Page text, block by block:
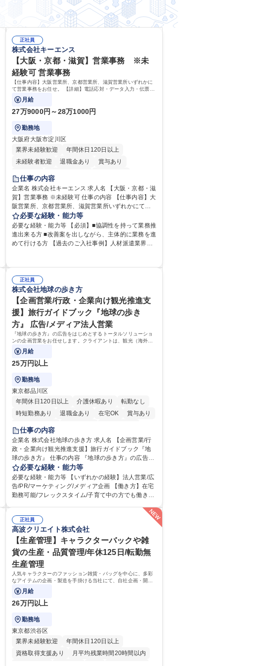
正社員
株式会社キーエンス
【大阪・京都・滋賀】営業事務 ※未
経験可 営業事務
【仕事内容】大阪営業所、京都営業所、滋賀営業所いずれかに
て営業事務をお任せ。 【詳細】電話応対・データ入力・伝票や
見積の作成・カタログ送付・来客対応・営業所内で発生する事
務業務や業務改善をお任せ。
月給
27万9000円～28万1000円
勤務地
大阪府大阪市淀川区
業界未経験歓迎
年間休日120日以上
未経験者歓迎
退職金あり
賞与あり
育休あり
完全週休2日制
駅近5分以内
土日祝休み
仕事の内容
企業名 株式会社キーエンス 求人名 【大阪・京都・滋
賀】営業事務 ※未経験可 仕事の内容 【仕事内容】大
阪営業所、京都営業所、滋賀営業所いずれかにて営
業事務をお任せ。 【詳細】電話応対・データ入力・
伝票や見積の作成・カタログ送付・来客対応・営業
所内で発生する事務業務や業務改善をお任せ。 【教
育制度】ご入社後、育成担当とペアになりながらOJT
仕事に慣れることができる環境です。また、「チー
ムで成果を出す文化」があり、良いやり方を積極的
に共有しながら常に改善を目指す風土のため、安心
して業務に取り組んでいただけます。 募集職種 【大
阪・京都・滋賀】営業事務 ※未経験可
必要な経験・能力等
必要な経験・能力等 【必須】■協調性を持って業務推
進出来る方 ■改善案を出しながら、主体的に業務を進
めて行ける方 【過去のご入社事例】人材派遣業界や
の付加価値向上に貢献します。ベースの定型業務に
加えて、お客様や社員の状況に合わせ、能動的なサ
ポート、改善の動きも期待され。組織を支えるスペ
シャリストとして、チームに貢献し、結果的に社員
から頼られる存在になることができます。平均19:30
の退勤以降の業務の持ち帰りも禁止されており、メ
リハリのある働き方となります。 学歴・資格 学歴：
大学院 大学 高専 短大 語学力： 資格：
正社員
株式会社地球の歩き方
【企画営業/行政・企業向け観光推進支
援】旅行ガイドブック『地球の歩き
方』 広告/メディア法人営業
『地球の歩き方』の広告をはじめとするトータルソリューショ
ンの企画営業をお任せします。クライアントは、観光（海外旅
行、国内旅行、インバウンド）で地域や事業を推進したい国内
外の行政や企業です。
月給
25万円以上
勤務地
東京都品川区
年間休日120日以上
介護休暇あり
転勤なし
時短勤務あり
退職金あり 在宅OK
賞与あり
完全週休2日制
土日祝休み
仕事の内容
企業名 株式会社地球の歩き方 求人名 【企画営業/行
政・企業向け観光推進支援】旅行ガイドブック『地
球の歩き方』 仕事の内容 『地球の歩き方』の広告を
はじめとするトータルソリューションの企画営業を
お任せします。クライアントは、観光（海外旅行、
国内旅行、インバウンド）で地域や事業を推進した
い国内外の行政や企業です。 【業務詳細】■『地球の
あり、国内旅行においても牽引しております。観光
推進支援においても、業界を牽引する意欲的な取り
組みが期待されています■インバウンドは、日本の地
域の未来を担う国策事業です。「GOOD LUCK TRI
P」は、海外旅行ガイドブックと同様に、インバウン
ドのトップブランドに成長しております■旅が業務で
あり、日常です。旅好きにはこれ以上ない環境です
募集職種 【企画営業/行政・企業向け観光推進支援】
旅行ガイドブック『地球の歩き方』
必要な経験・能力等
必要な経験・能力等 【いずれかの経験】法人営業/広
告/PR/マーケティング/メディア企画 【働き方】在宅
勤務可能/フレックスタイム/子育て中の方でも働きや
シェアNo.1メディアとして、個人旅行文化の拡大と
定着を担ってきたブランドに携わることが可能で
す。 ■国内旅行ガイドブックは立ち上げ間もない新規
事業であり、「地球の歩き方」としてどう取り組む
か、共に形を作るコアメンバーとして活躍いただき
ます。 学歴・資格 学歴：大学院 大学 語学力： 資
格：
正社員
高波クリエイト株式会社
【生産管理】キャラクターバックや雑
貨の生産・品質管理/年休125日/転勤無
生産管理
人気キャラクターのファッション雑貨・バッグを中心に、多彩
なアイテムの企画・製造を手掛ける当社にて、自社企画・開発
商品の生産管理・品質管理を担当。『かわいい』を届けるやり
がいのあるポジションです。
月給
26万円以上
勤務地
東京都渋谷区
業界未経験歓迎
年間休日120日以上
資格取得支援あり
月平均残業時間20時間以内